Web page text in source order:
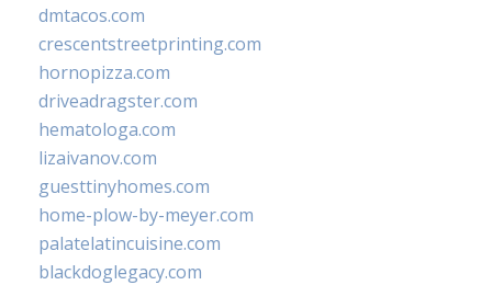
dmtacos.com
crescentstreetprinting.com
hornopizza.com
driveadragster.com
hematologa.com
lizaivanov.com
guesttinyhomes.com
home-plow-by-meyer.com
palatelatincuisine.com
blackdoglegacy.com